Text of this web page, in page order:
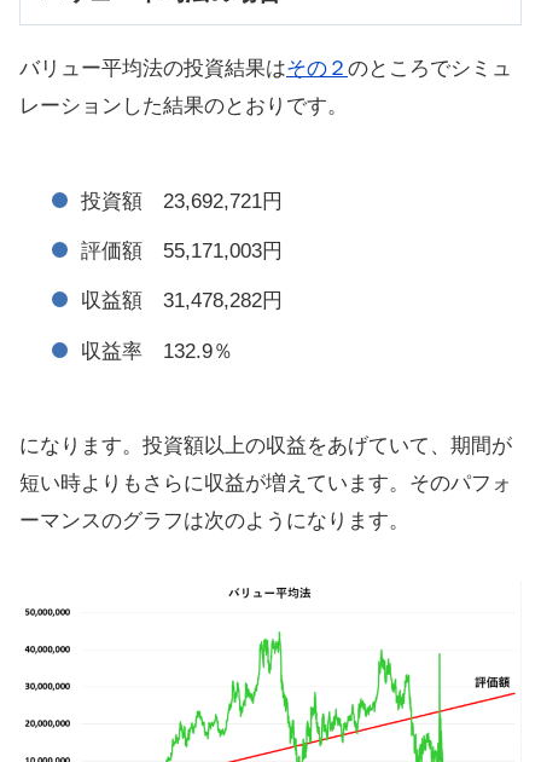
バリュー平均法の投資結果はその２ のところでシミュ
レーションした結果のとおりです。
投資額 23,692,721円
評価額 55,171,003円
収益額 31,478,282円
収益率 132.9％
になります。投資額以上の収益をあげていて、期間が
短い時よりもさらに収益が増えています。そのパフォ
ーマンスのグラフは次のようになります。